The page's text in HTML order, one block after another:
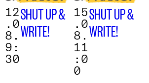
SHUT UP &
WRITE!
12
.0
8.
9:
30
SHUT UP &
WRITE!
15
.0
8.
11
:0
0